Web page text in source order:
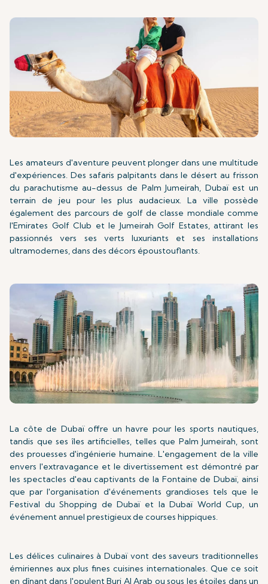
Les amateurs d'aventure peuvent plonger dans une multitude
d'expériences. Des safaris palpitants dans le désert au frisson
du parachutisme au-dessus de Palm Jumeirah, Dubaï est un
terrain de jeu pour les plus audacieux. La ville possède
également des parcours de golf de classe mondiale comme
l'Emirates Golf Club et le Jumeirah Golf Estates, attirant les
passionnés vers ses verts luxuriants et ses installations
ultramodernes, dans des décors époustouflants.
La côte de Dubaï offre un havre pour les sports nautiques,
tandis que ses îles artificielles, telles que Palm Jumeirah, sont
des prouesses d'ingénierie humaine. L'engagement de la ville
envers l'extravagance et le divertissement est démontré par
les spectacles d'eau captivants de la Fontaine de Dubaï, ainsi
que par l'organisation d'événements grandioses tels que le
Festival du Shopping de Dubaï et la Dubaï World Cup, un
événement annuel prestigieux de courses hippiques.
Les délices culinaires à Dubaï vont des saveurs traditionnelles
émiriennes aux plus fines cuisines internationales. Que ce soit
en dînant dans l'opulent Burj Al Arab ou sous les étoiles dans un